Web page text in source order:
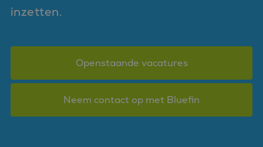
inzetten.
Openstaande vacatures
Neem contact op met Bluefin